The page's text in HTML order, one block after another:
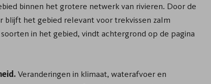
binnen het grotere netwerk van rivieren. Door de
het gebied relevant voor trekvissen zalm
in het gebied, vindt achtergrond op de pagina
Veranderingen in klimaat, waterafvoer en